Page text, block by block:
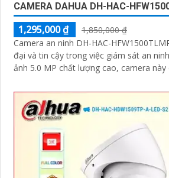
CAMERA DAHUA DH-HAC-
1,295,000 ₫
1,850,000 ₫
Camera an ninh DH-HAC-
đại và tin cậy trong việc giám sát an ninh. Với chất lượng
ảnh 5.0 MP chất lượng cao, camera này